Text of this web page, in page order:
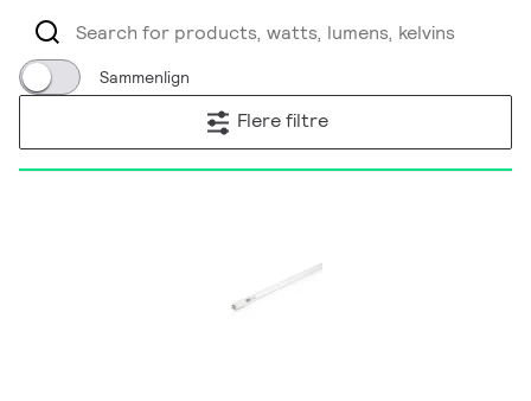
Sammenlign
Flere filtre